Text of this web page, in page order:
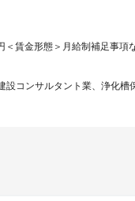
＜賃金形態＞月給制補足事項
コンサルタント業、浄化槽